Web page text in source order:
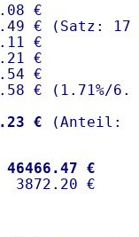
€
€ (Satz:
€
€
€
€ ( 1.71%/
€
46466.47 €